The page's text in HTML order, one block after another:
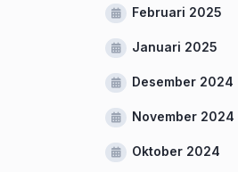
Februari 2025
Januari 2025
Desember 2024
November 2024
Oktober 2024